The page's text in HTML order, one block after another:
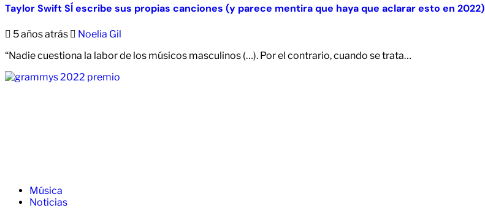
Taylor Swift SÍ escribe sus propias canciones (y parece mentira que haya que aclarar esto en 2022)
5 años atrás
Noelia Gil
“Nadie cuestiona la labor de los músicos masculinos (…). Por el contrario, cuando se trata…
Música
Noticias